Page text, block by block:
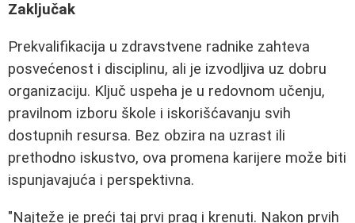
Zaključak
Prekvalifikacija u zdravstvene radnike zahteva
posvećenost i disciplinu, ali je izvodljiva uz dobru
organizaciju. Ključ uspeha je u redovnom učenju,
pravilnom izboru škole i iskorišćavanju svih
dostupnih resursa. Bez obzira na uzrast ili
prethodno iskustvo, ova promena karijere može biti
ispunjavajuća i perspektivna.
"Najteže je preći taj prvi prag i krenuti. Nakon prvih